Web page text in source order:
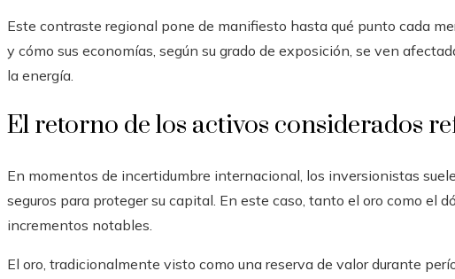
Este contraste regional pone de manifiesto hasta qué punto cada
y cómo sus economías, según su grado de exposición, se ven
la energía.
El retorno de los activos considerados
En momentos de incertidumbre internacional, los inversionistas
seguros para proteger su capital. En este caso, tanto el oro como el
incrementos notables.
El oro, tradicionalmente visto como una reserva de valor durante